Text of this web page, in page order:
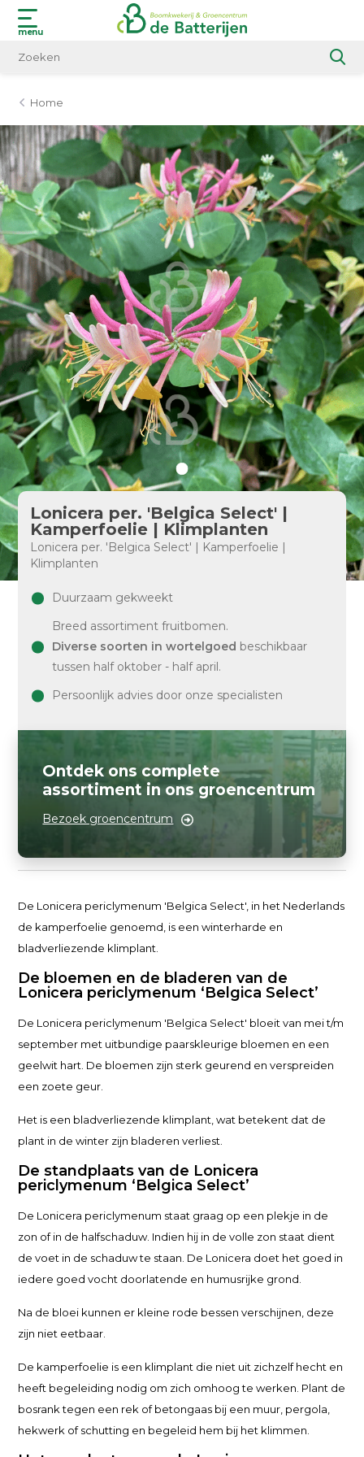
menu
Home
Lonicera per. 'Belgica Select' |
Kamperfoelie | Klimplanten
Lonicera per. 'Belgica Select' | Kamperfoelie |
Klimplanten
Duurzaam gekweekt
Breed assortiment fruitbomen.
Diverse soorten in wortelgoed beschikbaar
tussen half oktober - half april.
Persoonlijk advies door onze specialisten
Ontdek ons complete
assortiment in ons groencentrum
Bezoek groencentrum
De Lonicera periclymenum 'Belgica Select', in het Nederlands
de kamperfoelie genoemd, is een winterharde en
bladverliezende klimplant.
De bloemen en de bladeren van de
Lonicera periclymenum ‘Belgica Select’
De Lonicera periclymenum 'Belgica Select' bloeit van mei t/m
september met uitbundige paarskleurige bloemen en een
geelwit hart. De bloemen zijn sterk geurend en verspreiden
een zoete geur.
Het is een bladverliezende klimplant, wat betekent dat de
plant in de winter zijn bladeren verliest.
De standplaats van de Lonicera
periclymenum ‘Belgica Select’
De Lonicera periclymenum staat graag op een plekje in de
zon of in de halfschaduw. Indien hij in de volle zon staat dient
de voet in de schaduw te staan. De Lonicera doet het goed in
iedere goed vocht doorlatende en humusrijke grond.
Na de bloei kunnen er kleine rode bessen verschijnen, deze
zijn niet eetbaar.
De kamperfoelie is een klimplant die niet uit zichzelf hecht en
heeft begeleiding nodig om zich omhoog te werken. Plant de
bosrank tegen een rek of betongaas bij een muur, pergola,
hekwerk of schutting en begeleid hem bij het klimmen.